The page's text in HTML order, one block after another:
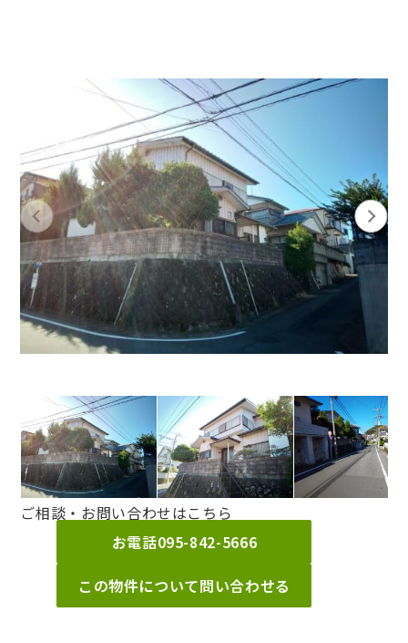
ご相談・お問い合わせはこちら
お電話095-842-5666
この物件について問い合わせる